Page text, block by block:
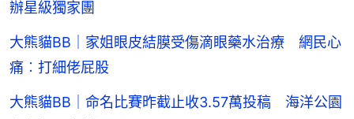
辦星級獨家團
大熊貓BB｜家姐眼皮結膜受傷滴眼藥水治療 網民心
痛︰打細佬屁股
大熊貓BB｜命名比賽昨截止收3.57萬投稿 海洋公園